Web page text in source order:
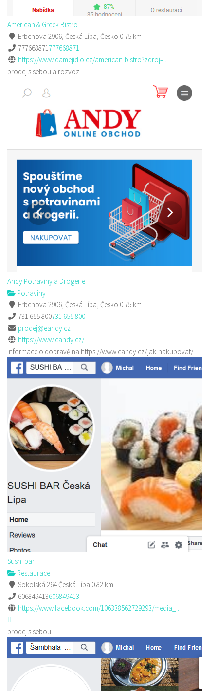
American & Greek Bistro
Erbenova 2906, Česká Lípa, Česko 0.75 km
777668871777668871
https://www.damejidlo.cz/american-bistro?zdroj=...
prodej s sebou a rozvoz
Andy Potraviny a Drogerie
Potraviny
Erbenova 2906, Česká Lípa, Česko 0.75 km
731 655 800731 655 800
prodej@eandy.cz
https://www.eandy.cz/
Informace o dopravě na https://www.eandy.cz/jak-nakupovat/
Sushi bar
Restaurace
Sokolská 264 Česká Lípa 0.82 km
606849413606849413
https://www.facebook.com/106338562729293/media_...
prodej s sebou